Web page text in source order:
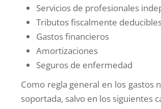
Servicios de profesionales
Tributos fiscalmente
Gastos financieros
Amortizaciones
Seguros de enfermedad
Como regla general en los gastos
soportada, salvo en los siguientes